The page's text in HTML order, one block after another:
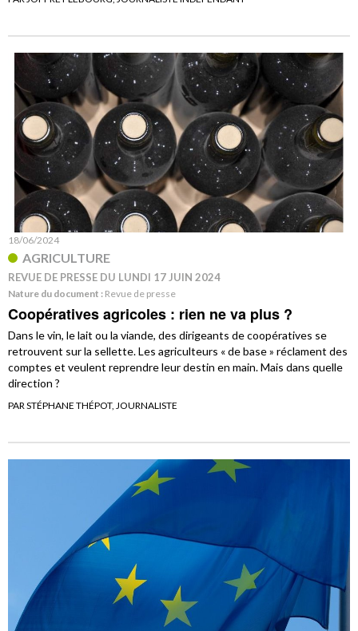
18/06/2024
AGRICULTURE
REVUE DE PRESSE DU LUNDI 17 JUIN 2024
Nature du document : Revue de presse
Coopératives agricoles : rien ne va plus ?
Dans le vin, le lait ou la viande, des dirigeants de coopératives se
retrouvent sur la sellette. Les agriculteurs « de base » réclament des
comptes et veulent reprendre leur destin en main. Mais dans quelle
direction ?
PAR STÉPHANE THÉPOT, JOURNALISTE